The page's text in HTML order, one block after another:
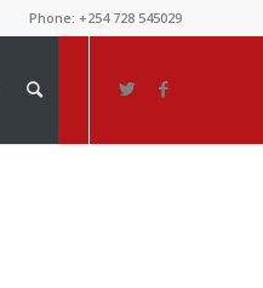
Phone: +254 728 545029